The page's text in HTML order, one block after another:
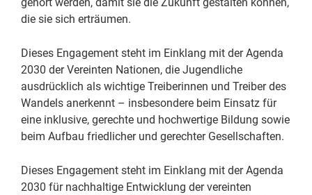
die sie sich erträumen.
Dieses Engagement steht im Einklang mit der Agenda
2030 der Vereinten Nationen, die Jugendliche
ausdrücklich als wichtige Treiberinnen und Treiber des
Wandels anerkennt – insbesondere beim Einsatz für
eine inklusive, gerechte und hochwertige Bildung sowie
beim Aufbau friedlicher und gerechter Gesellschaften.
Dieses Engagement steht im Einklang mit der Agenda
2030 für nachhaltige Entwicklung der vereinten